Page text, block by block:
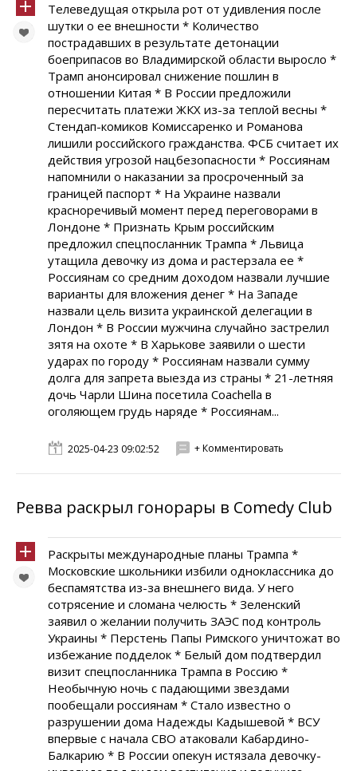
Телеведущая открыла рот от удивления после
шутки о ее внешности * Количество
пострадавших в результате детонации
боеприпасов во Владимирской области выросло *
Трамп анонсировал снижение пошлин в
отношении Китая * В России предложили
пересчитать платежи ЖКХ из-за теплой весны *
Стендап-комиков Комиссаренко и Романова
лишили российского гражданства. ФСБ считает их
действия угрозой нацбезопасности * Россиянам
напомнили о наказании за просроченный за
границей паспорт * На Украине назвали
красноречивый момент перед переговорами в
Лондоне * Признать Крым российским
предложил спецпосланник Трампа * Львица
утащила девочку из дома и растерзала ее *
Россиянам со средним доходом назвали лучшие
варианты для вложения денег * На Западе
назвали цель визита украинской делегации в
Лондон * В России мужчина случайно застрелил
зятя на охоте * В Харькове заявили о шести
ударах по городу * Россиянам назвали сумму
долга для запрета выезда из страны * 21-летняя
дочь Чарли Шина посетила Coachella в
оголяющем грудь наряде * Россиянам...
2025-04-23 09:02:52 + Комментировать
Ревва раскрыл гонорары в Comedy Club
Раскрыты международные планы Трампа *
Московские школьники избили одноклассника до
беспамятства из-за внешнего вида. У него
сотрясение и сломана челюсть * Зеленский
заявил о желании получить ЗАЭС под контроль
Украины * Перстень Папы Римского уничтожат во
избежание подделок * Белый дом подтвердил
визит спецпосланника Трампа в Россию *
Необычную ночь с падающими звездами
пообещали россиянам * Стало известно о
разрушении дома Надежды Кадышевой * ВСУ
впервые с начала СВО атаковали Кабардино-
Балкарию * В России опекун истязала девочку-